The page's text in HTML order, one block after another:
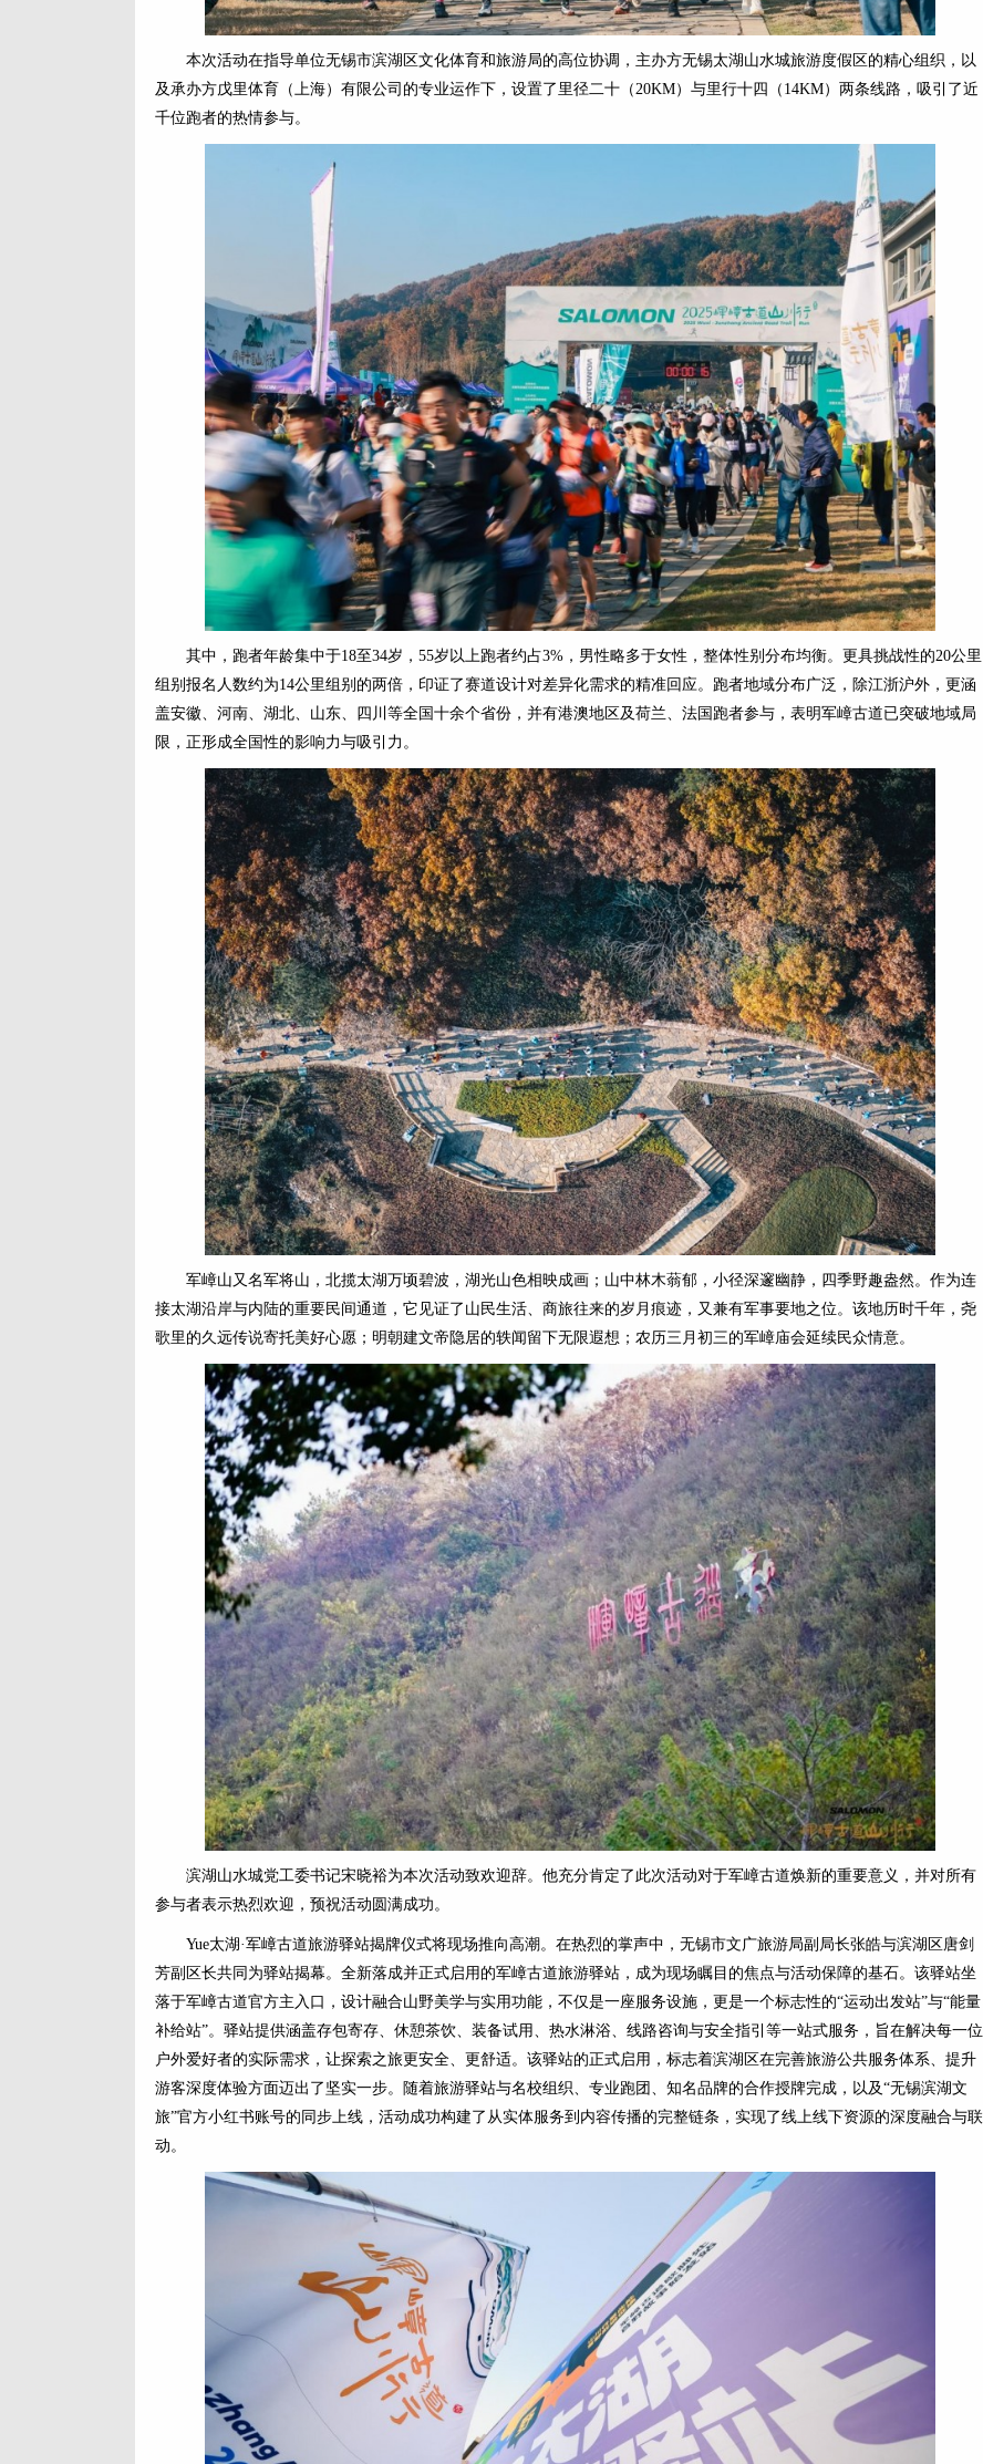
本次活动在指导单位无锡市滨湖区文化体育和旅游局的高位协调，主办方无锡太湖山水城旅游度假区的精心组织，以
及承办方戊里体育（上海）有限公司的专业运作下，设置了里径二十（20KM）与里行十四（14KM）两条线路，吸引了近
千位跑者的热情参与。
其中，跑者年龄集中于18至34岁，55岁以上跑者约占3%，男性略多于女性，整体性别分布均衡。更具挑战性的20公里
组别报名人数约为14公里组别的两倍，印证了赛道设计对差异化需求的精准回应。跑者地域分布广泛，除江浙沪外，更涵
盖安徽、河南、湖北、山东、四川等全国十余个省份，并有港澳地区及荷兰、法国跑者参与，表明军嶂古道已突破地域局
限，正形成全国性的影响力与吸引力。
军嶂山又名军将山，北揽太湖万顷碧波，湖光山色相映成画；山中林木蓊郁，小径深邃幽静，四季野趣盎然。作为连
接太湖沿岸与内陆的重要民间通道，它见证了山民生活、商旅往来的岁月痕迹，又兼有军事要地之位。该地历时千年，尧
歌里的久远传说寄托美好心愿；明朝建文帝隐居的轶闻留下无限遐想；农历三月初三的军嶂庙会延续民众情意。
滨湖山水城党工委书记宋晓裕为本次活动致欢迎辞。他充分肯定了此次活动对于军嶂古道焕新的重要意义，并对所有
参与者表示热烈欢迎，预祝活动圆满成功。
Yue太湖·军嶂古道旅游驿站揭牌仪式将现场推向高潮。在热烈的掌声中，无锡市文广旅游局副局长张皓与滨湖区唐剑
芳副区长共同为驿站揭幕。全新落成并正式启用的军嶂古道旅游驿站，成为现场瞩目的焦点与活动保障的基石。该驿站坐
落于军嶂古道官方主入口，设计融合山野美学与实用功能，不仅是一座服务设施，更是一个标志性的“运动出发站”与“能量
补给站”。驿站提供涵盖存包寄存、休憩茶饮、装备试用、热水淋浴、线路咨询与安全指引等一站式服务，旨在解决每一位
户外爱好者的实际需求，让探索之旅更安全、更舒适。该驿站的正式启用，标志着滨湖区在完善旅游公共服务体系、提升
游客深度体验方面迈出了坚实一步。随着旅游驿站与名校组织、专业跑团、知名品牌的合作授牌完成，以及“无锡滨湖文
旅”官方小红书账号的同步上线，活动成功构建了从实体服务到内容传播的完整链条，实现了线上线下资源的深度融合与联
动。